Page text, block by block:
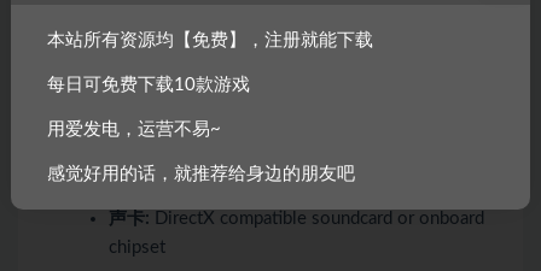
显卡:Nvidia GeForce GTX 750 Ti, 2 GB | AMD
Radeon HD 7870, 2 GB
存储空间:需要 37 GB 可用空间
声卡: DirectX compatible soundcard or onboard
chipset
本站所有资源均【免费】，注册就能下载
每日可免费下载10款游戏
用爱发电，运营不易~
感觉好用的话，就推荐给身边的朋友吧